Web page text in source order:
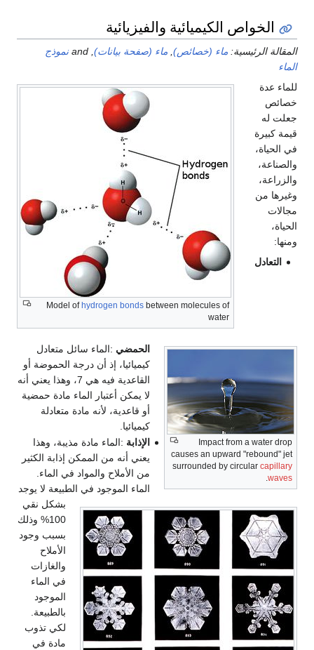
الخواص الكيميائية والفيزيائية
المقالة الرئيسية: ماء (خصائص) ماء (صفحة بيانات)
نموذج
الماء
Model ofhydrogen bonds between molecules of
water
Impact from a water drop
causes an upward "rebound" jet
surrounded by circular capillary
waves
للماء عدة
خصائص
جعلت له
قيمة كبيرة
في الحياة،
والصناعة،
والزراعة،
وغيرها من
مجالات
الحياة،
ومنها:
التعادل
الحمضي :الماء سائل متعادل
كيميائيا، إذ أن درجة الحموضة أو
القاعدية فيه هي 7، وهذا يعني أنه
لا يمكن أعتبار الماء مادة حمضية
أو قاعدية، لأنه مادة متعادلة
كيميائيا.
الإذابة :الماء مادة مذيبة، وهذا
يعني أنه من الممكن إذابة الكثير
من الأملاح والمواد في الماء.
الماء الموجود في الطبيعة لا يوجد
بشكل نقي
100% وذلك
بسبب وجود
الأملاح
والغازات
في الماء
الموجود
بالطبيعة.
لكي تذوب
مادة في